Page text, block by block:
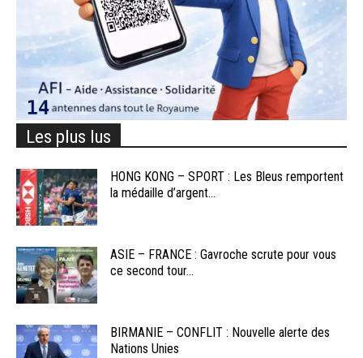
Les plus lus
HONG KONG – SPORT : Les Bleus remportent
la médaille d’argent...
ASIE – FRANCE : Gavroche scrute pour vous
ce second tour...
BIRMANIE – CONFLIT : Nouvelle alerte des
Nations Unies